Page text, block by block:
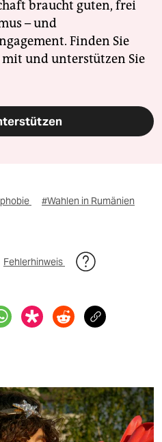
braucht guten, frei
– und
Finden Sie
mit und unterstützen Sie
#Wahlen in Rumänien
Fehlerhinweis